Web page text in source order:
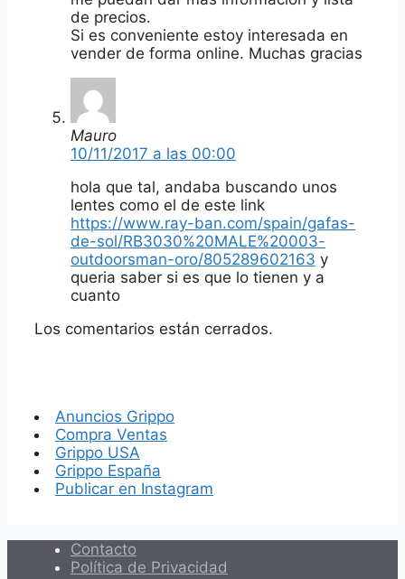
de precios.
Si es conveniente estoy interesada en
vender de forma online. Muchas gracias
Mauro
10/11/2017 a las 00:00
hola que tal, andaba buscando unos
lentes como el de este link
https://www.ray-ban.com/spain/gafas-
de-sol/RB3030%20MALE%20003-
outdoorsman-oro/805289602163 y
queria saber si es que lo tienen y a
cuanto
Los comentarios están cerrados.
Anuncios Grippo
Compra Ventas
Grippo USA
Grippo España
Publicar en Instagram
Contacto
Política de Privacidad